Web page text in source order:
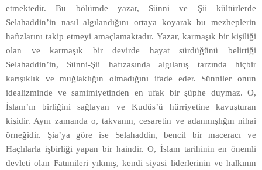
etmektedir. Bu bölümde yazar, Sünni ve Şii kültürlerde
Selahaddin’in nasıl algılandığını ortaya koyarak bu mezheplerin
hafızlarını takip etmeyi amaçlamaktadır. Yazar, karmaşık bir kişiliği
olan ve karmaşık bir devirde hayat sürdüğünü belirtiği
Selahaddin’in, Sünni-Şii hafızasında algılanış tarzında hiçbir
karışıklık ve muğlaklığın olmadığını ifade eder. Sünniler onun
idealizminde ve samimiyetinden en ufak bir şüphe duymaz. O,
İslam’ın birliğini sağlayan ve Kudüs’ü hürriyetine kavuşturan
kişidir. Aynı zamanda o, takvanın, cesaretin ve adanmışlığın nihai
örneğidir. Şia’ya göre ise Selahaddin, bencil bir maceracı ve
Haçlılarla işbirliği yapan bir haindir. O, İslam tarihinin en önemli
devleti olan Fatımileri yıkmış, kendi siyasi liderlerinin ve halkının